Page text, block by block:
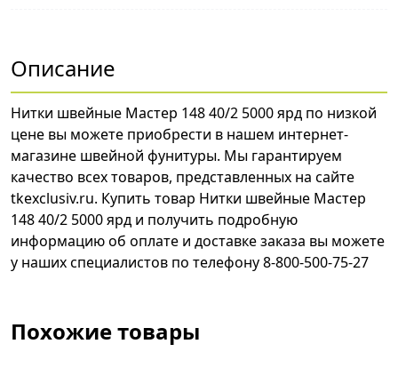
Описание
Нитки швейные Мастер 148 40/2 5000 ярд по низкой
цене вы можете приобрести в нашем интернет-
магазине швейной фунитуры. Мы гарантируем
качество всех товаров, представленных на сайте
tkexclusiv.ru. Купить товар Нитки швейные Мастер
148 40/2 5000 ярд и получить подробную
информацию об оплате и доставке заказа вы можете
у наших специалистов по телефону 8-800-500-75-27
Похожие товары